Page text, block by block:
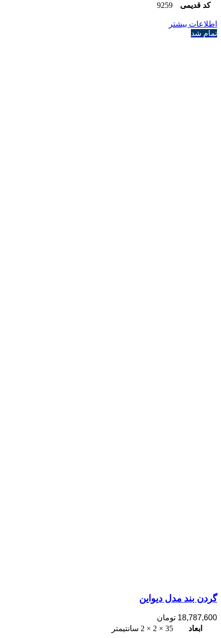
کد قدیمی 9259
اطلاعات بیشتر
تمام شد
گردن بند مدل دیواین
18,787,600 تومان
ابعاد
35 × 2 × 2 سانتیمتر